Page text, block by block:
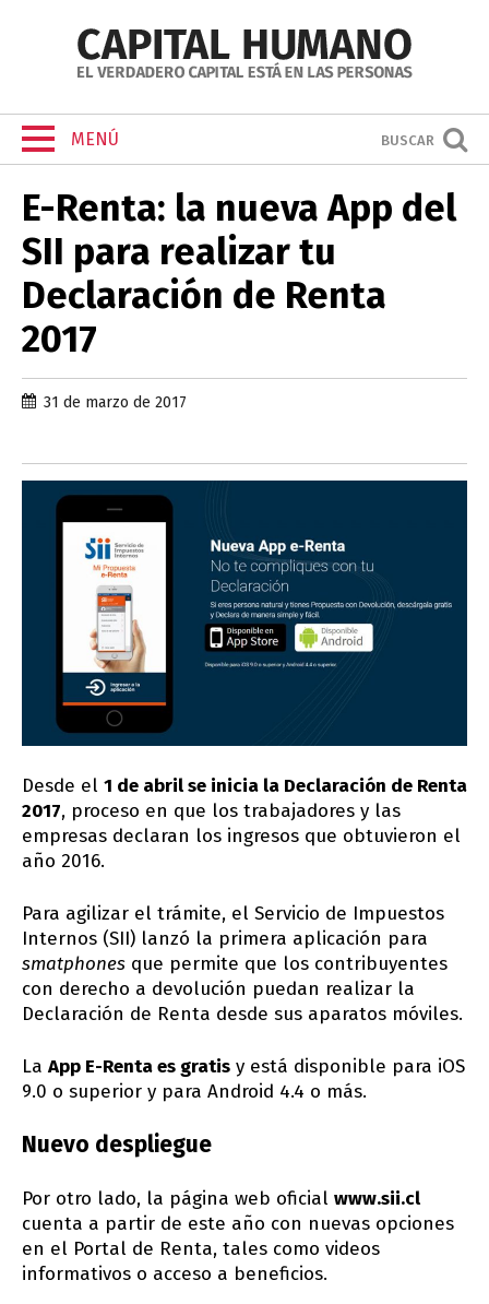
MENÚ BUSCAR
E-Renta: la nueva App del
SII para realizar tu
Declaración de Renta
2017
31 de marzo de 2017
Desde el 1 de abril se inicia la Declaración de Renta
2017, proceso en que los trabajadores y las
empresas declaran los ingresos que obtuvieron el
año 2016.
Para agilizar el trámite, el Servicio de Impuestos
Internos (SII) lanzó la primera aplicación para
smatphones que permite que los contribuyentes
con derecho a devolución puedan realizar la
Declaración de Renta desde sus aparatos móviles.
La App E-Renta es gratis y está disponible para iOS
9.0 o superior y para Android 4.4 o más.
Nuevo despliegue
Por otro lado, la página web oficial www.sii.cl
cuenta a partir de este año con nuevas opciones
en el Portal de Renta, tales como videos
informativos o acceso a beneficios.